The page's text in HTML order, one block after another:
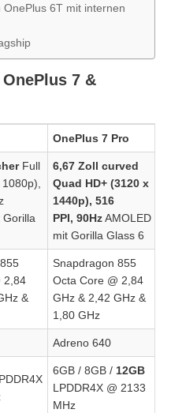
6T mit internen
7 &
OnePlus 7 Pro
Full
Gorilla
6,67 Zoll curved
Quad HD+ (3120 x
1440p), 516
PPI, 90HzAMOLED
mit Gorilla Glass 6
2,84
&
Snapdragon 855
Octa Core @ 2,84
GHz & 2,42 GHz &
1,80 GHz
Adreno 640
6GB / 8GB / 12GB
LPDDR4X @ 2133
MHz